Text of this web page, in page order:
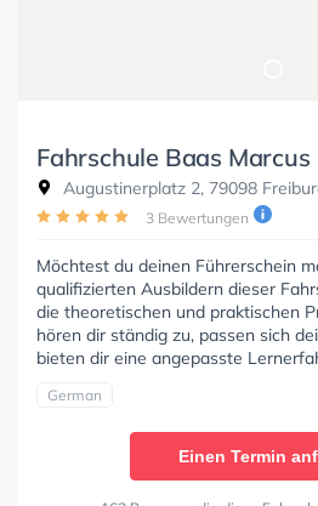
Fahrschule Baas Marcus
Augustinerplatz 2, 79098
3 Bewertungen
Möchtest du deinen Führerschein
qualifizierten Ausbildern dieser
die theoretischen und praktischen
hören dir ständig zu, passen sich
bieten dir eine angepasste
German
Einen Termin